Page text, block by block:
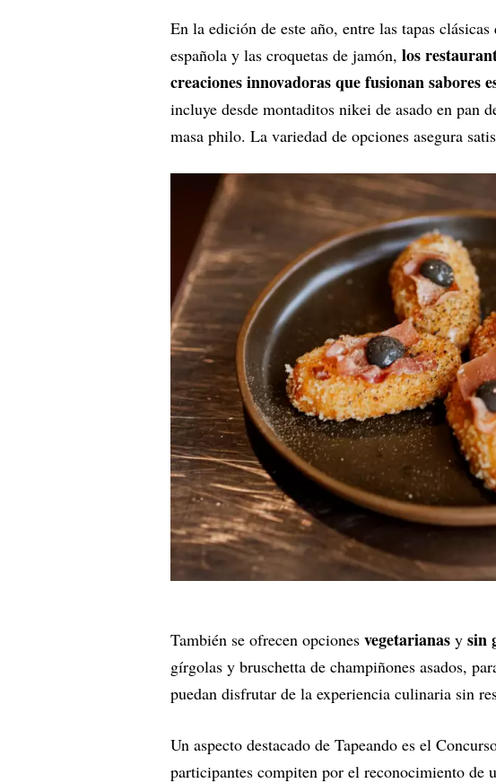
En la edición de este año, entre las tapas
española y las croquetas de jamón, los
creaciones innovadoras que fusionan sabores
incluye desde montaditos nikei de asado en pan
masa philo. La variedad de opciones asegura
También se ofrecen opciones vegetarianas y sin
gírgolas y bruschetta de champiñones asados,
puedan disfrutar de la experiencia culinaria sin
Un aspecto destacado de Tapeando es el
participantes compiten por el reconocimiento de